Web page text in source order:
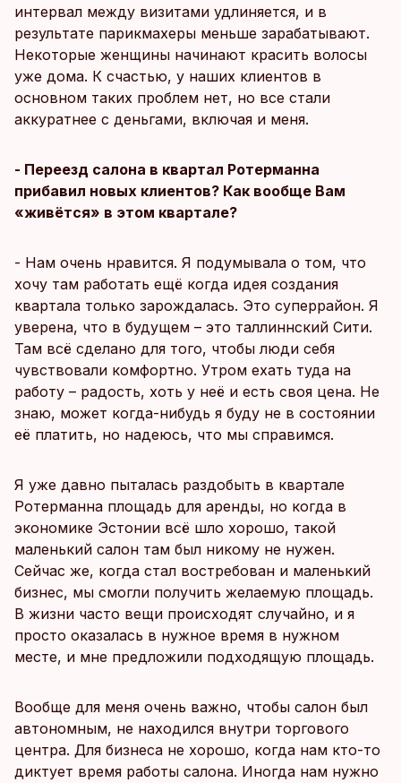
интервал между визитами удлиняется, и в
результате парикмахеры меньше зарабатывают.
Некоторые женщины начинают красить волосы
уже дома. К счастью, у наших клиентов в
основном таких проблем нет, но все стали
аккуратнее с деньгами, включая и меня.
- Переезд салона в квартал Ротерманна
прибавил новых клиентов? Как вообще Вам
«живётся» в этом квартале?
- Нам очень нравится. Я подумывала о том, что
хочу там работать ещё когда идея создания
квартала только зарождалась. Это суперрайон. Я
уверена, что в будущем – это таллиннский Сити.
Там всё сделано для того, чтобы люди себя
чувствовали комфортно. Утром ехать туда на
работу – радость, хоть у неё и есть своя цена. Не
знаю, может когда-нибудь я буду не в состоянии
её платить, но надеюсь, что мы справимся.
Я уже давно пыталась раздобыть в квартале
Ротерманна площадь для аренды, но когда в
экономике Эстонии всё шло хорошо, такой
маленький салон там был никому не нужен.
Сейчас же, когда стал востребован и маленький
бизнес, мы смогли получить желаемую площадь.
В жизни часто вещи происходят случайно, и я
просто оказалась в нужное время в нужном
месте, и мне предложили подходящую площадь.
Вообще для меня очень важно, чтобы салон был
автономным, не находился внутри торгового
центра. Для бизнеса не хорошо, когда нам кто-то
диктует время работы салона. Иногда нам нужно